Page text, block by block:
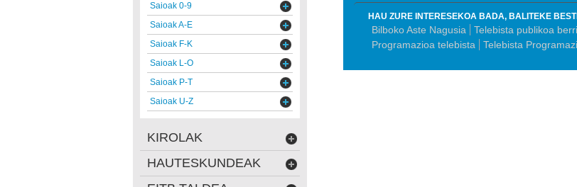
HAU ZURE INTERESEKOA BADA, BALITEKE
Bilboko Aste Nagusia Telebista publikoa
Programazioa telebista
Telebista
Saioak 0-9
Saioak A-E
Saioak F-K
Saioak L-O
Saioak P-T
Saioak U-Z
KIROLAK
HAUTESKUNDEAK